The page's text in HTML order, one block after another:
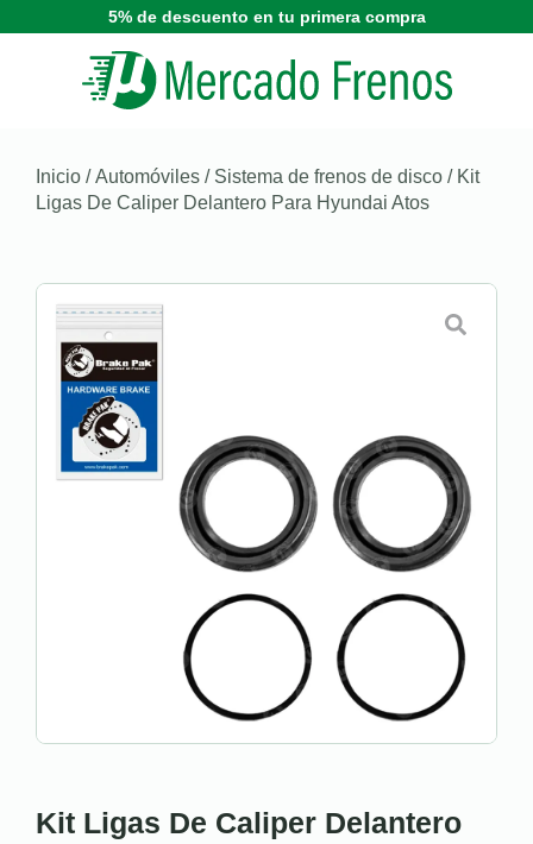
5% de descuento en tu primera compra
Inicio /Automóviles / Sistema de frenos de disco / Kit
Ligas De Caliper Delantero Para Hyundai Atos
Kit Ligas De Caliper Delantero